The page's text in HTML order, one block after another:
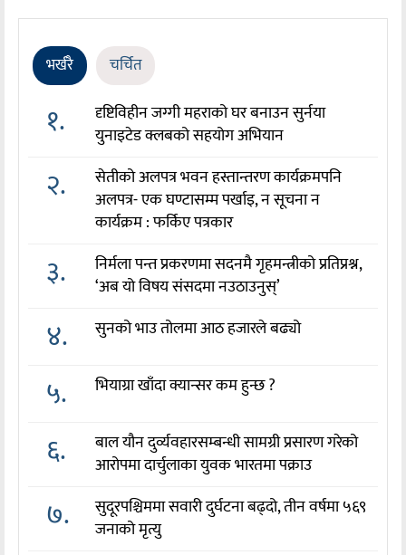
भर्खरै चर्चित
१.
दृष्टिविहीन जग्गी महराको घर बनाउन सुर्नया
युनाइटेड क्लबको सहयोग अभियान
२.
सेतीको अलपत्र भवन हस्तान्तरण कार्यक्रमपनि
अलपत्र- एक घण्टासम्म पर्खाइ, न सूचना न
कार्यक्रम : फर्किए पत्रकार
३.
निर्मला पन्त प्रकरणमा सदनमै गृहमन्त्रीको प्रतिप्रश्न,
‘अब यो विषय संसदमा नउठाउनुस्’
४. सुनको भाउ तोलमा आठ हजारले बढ्यो
५. भियाग्रा खाँदा क्यान्सर कम हुन्छ ?
६.
बाल यौन दुर्व्यवहारसम्बन्धी सामग्री प्रसारण गरेको
आरोपमा दार्चुलाका युवक भारतमा पक्राउ
७.
सुदूरपश्चिममा सवारी दुर्घटना बढ्दो, तीन वर्षमा ५६९
जनाको मृत्यु